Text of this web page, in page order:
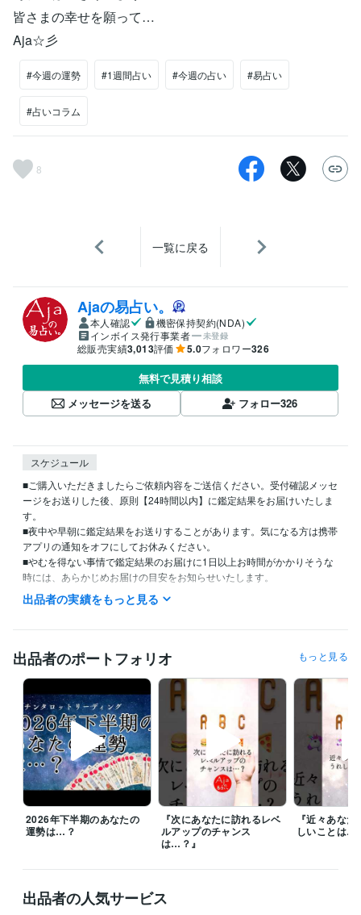
皆さまの幸せを願って…
Aja☆彡
#今週の運勢 #1週間占い #今週の占い #易占い
#占いコラム
8
一覧に戻る
Ajaの易占い。
本人確認
機密保持契約(NDA)
インボイス発行事業者
未登録
総販売実績3,013評価 5.0フォロワー326
無料で見積り相談
メッセージを送る
フォロー326
スケジュール
■ご購入いただきましたらご依頼内容をご送信ください。受付確認メッセ
ージをお送りした後、原則【24時間以内】に鑑定結果をお届けいたしま
す。
■夜中や早朝に鑑定結果をお送りすることがあります。気になる方は携帯
アプリの通知をオフにしてお休みください。
■やむを得ない事情で鑑定結果のお届けに1日以上お時間がかかりそうな
時には、あらかじめお届けの目安をお知らせいたします。
■サービスの質を保つため、私自身のコンディションが整っているタイミ
ングで鑑定を行っております。やり取りは必要最低限とさせていただき
※「いつ回答いただけますか？」といったお問い合せにはお応えできかね
ます。
■お急ぎの場合は、事前にDMで対応可能かご確認のうえ、オプションを
ご選択ください。
経験職種
営業 / 個人営業 経験年数 : 9年
ライフスタイル・その他 / 占い師 経験年数 : 18年
職歴
ココナラ 2020年12月 ~ 現在
個人事務所運営 2016年9月 ~ 現在
得意分野
占い 易占い　イーチンタロットリーディング
出品者の実績をもっと見る
出品者のポートフォリオ もっと見る
2026年下半期のあなたの
運勢は…？
『次にあなたに訪れるレベ
ルアップのチャンス
は…？』
『近々あな
しいことは…
出品者の人気サービス